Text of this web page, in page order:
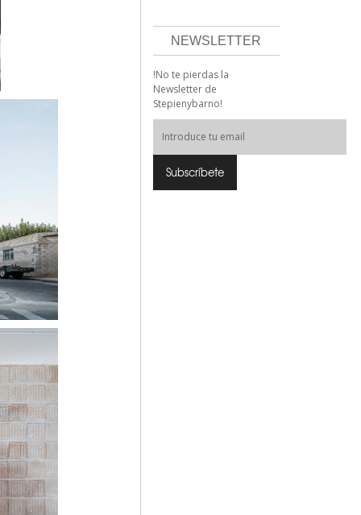
NEWSLETTER
!No te pierdas la
Newsletter de
Stepienybarno!